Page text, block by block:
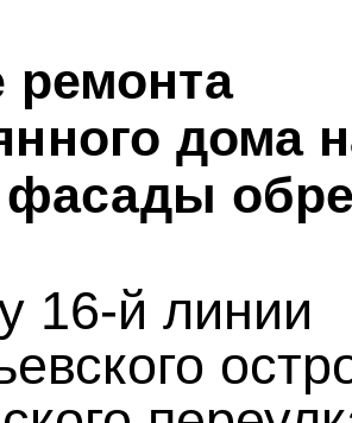
ремонта
дома
16-й линии